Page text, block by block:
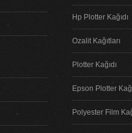
Hp Plotter Kağıdı
Ozalit Kağıtları
Plotter Kağıdı
Epson Plotter
Polyester Film